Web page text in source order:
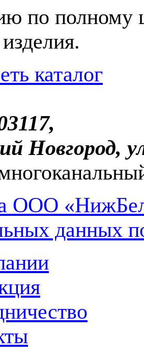
по полному
каталог
Новгород,
ООО
данных